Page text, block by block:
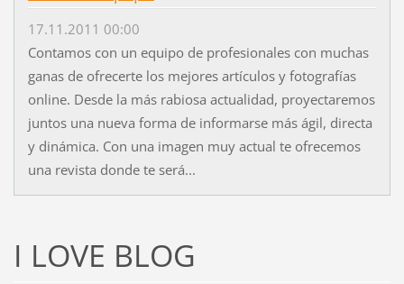
17.11.2011 00:00
Contamos con un equipo de profesionales con muchas
ganas de ofrecerte los mejores artículos y fotografías
online. Desde la más rabiosa actualidad, proyectaremos
juntos una nueva forma de informarse más ágil, directa
y dinámica. Con una imagen muy actual te ofrecemos
una revista donde te será...
I LOVE BLOG